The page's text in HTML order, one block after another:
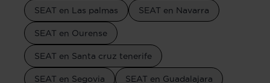
SEAT en Las palmas SEAT en Navarra
SEAT en Ourense
SEAT en Santa cruz tenerife
SEAT en Segovia SEAT en Guadalajara